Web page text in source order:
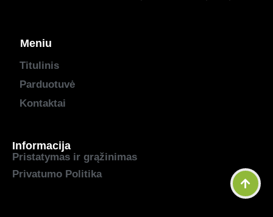
Meniu
Titulinis
Parduotuvė
Kontaktai
Informacija
Pristatymas ir grąžinimas
Privatumo Politika